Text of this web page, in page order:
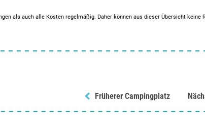
als auch alle Kosten regelmäßig. Daher können aus dieser Übersicht keine
Früherer Campingplatz